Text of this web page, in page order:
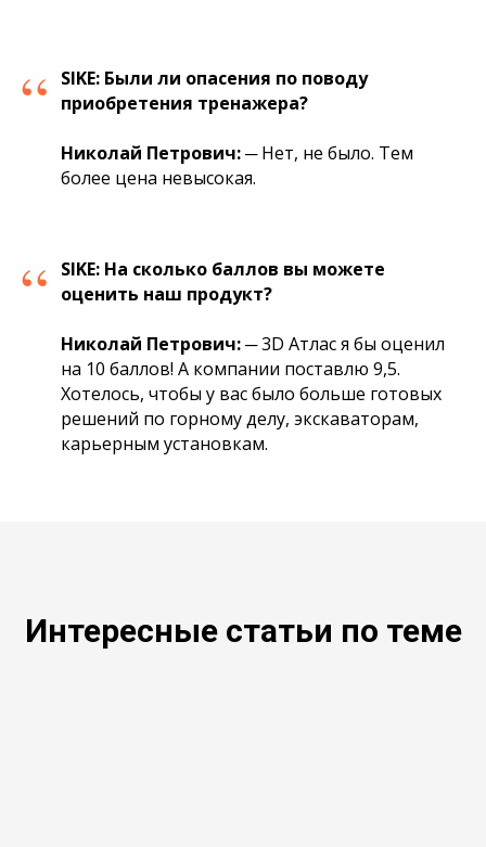
“ SIKE: Были ли опасения по поводу
приобретения тренажера?
Николай Петрович:─ Нет, не было. Тем
более цена невысокая.
“ SIKE: На сколько баллов вы можете
оценить наш продукт?
Николай Петрович:─ 3D Атлас я бы оценил
на 10 баллов! А компании поставлю 9,5.
Хотелось, чтобы у вас было больше готовых
решений по горному делу, экскаваторам,
карьерным установкам.
Интересные статьи по теме